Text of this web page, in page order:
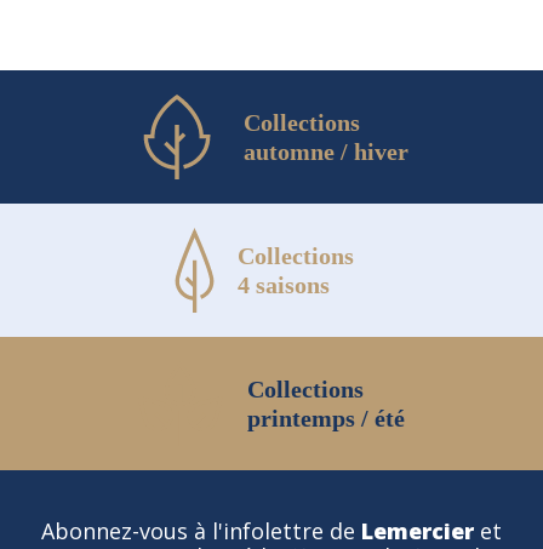
Collections
automne / hiver
Collections
4 saisons
Collections
printemps / été
Abonnez-vous à l'infolettre de Lemercier et